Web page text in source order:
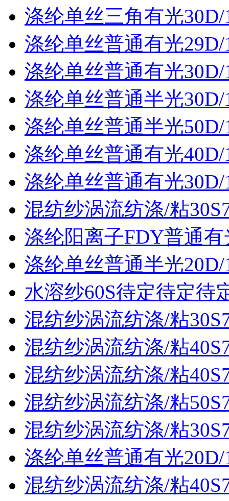
涤纶单丝三角有光30D/
涤纶单丝普通有光29D/
涤纶单丝普通有光30D/
涤纶单丝普通半光30D/
涤纶单丝普通半光50D/
涤纶单丝普通有光40D/
涤纶单丝普通有光30D/
混纺纱涡流纺涤/粘
涤纶阳离子FDY普通有
涤纶单丝普通半光20D/
水溶纱60S待定待定待
混纺纱涡流纺涤/粘
混纺纱涡流纺涤/粘
混纺纱涡流纺涤/粘
混纺纱涡流纺涤/粘
混纺纱涡流纺涤/粘
涤纶单丝普通有光20D/
混纺纱涡流纺涤/粘